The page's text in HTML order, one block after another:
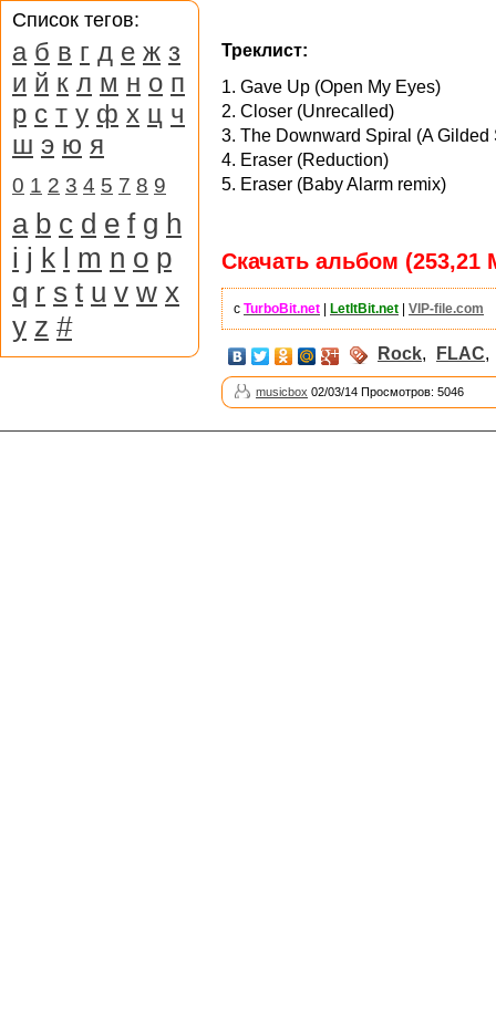
Треклист:
1. Gave Up (Open My Eyes)
2. Closer (Unrecalled)
3. The Downward Spiral (A Gilded
4. Eraser (Reduction)
5. Eraser (Baby Alarm remix)
Скачать альбом (253,21
с TurboBit.net LetItBit.net VIP-file.com
Rock, FLAC,
musicbox 02/03/14 Просмотров: 5046
Список тегов:
а б в г д е ж з
и й к л м н о п
р с т у ф х ц ч
ш э ю я
0 1 2 3 4 5 7 8 9
a b c d e f g h
i j k l m n o p
q r s t u v w x
y z #